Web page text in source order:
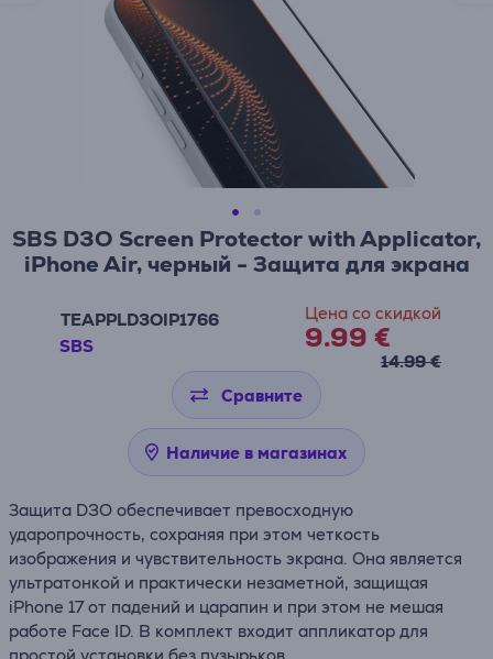
SBS D3O Screen Protector with Applicator,
iPhone Air, черный - Защита для экрана
TEAPPLD3OIP1766
SBS
Цена со скидкой
9.99 €
14.99 €
Сравните
Наличие в магазинах
Защита D3O обеспечивает превосходную
ударопрочность, сохраняя при этом четкость
изображения и чувствительность экрана. Она является
ультратонкой и практически незаметной, защищая
iPhone 17 от падений и царапин и при этом не мешая
работе Face ID. В комплект входит аппликатор для